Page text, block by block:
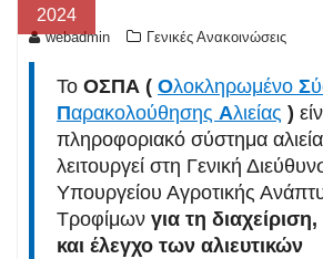
2024
webadmin Γενικές Ανακοινώσεις
Το ΟΣΠΑ ( Ολοκληρωμένο Σ
Παρακολούθησης Αλιείας )
πληροφοριακό σύστημα
λειτουργεί στη Γενική
Υπουργείου Αγροτικής
Τροφίμων για τη
και έλεγχο των αλιευτικών